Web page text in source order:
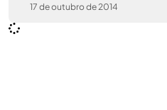
17 de outubro de 2014